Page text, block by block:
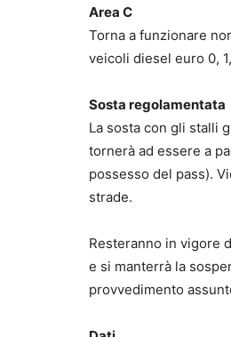
Area C
Torna a funzionare
veicoli diesel euro 0,
Sosta regolamentata
La sosta con gli stalli
tornerà ad essere a
possesso del pass).
strade.
Resteranno in vigore
e si manterrà la
provvedimento